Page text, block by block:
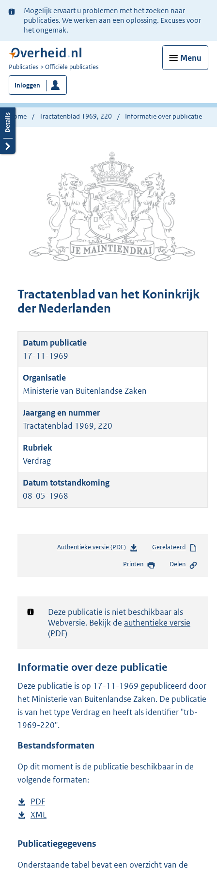
Ter
informatie:
Mogelijk ervaart u problemen met het zoeken naar
publicaties. We werken aan een oplossing. Excuses voor
het ongemak.
Menu
U
bent
nu
hier:
Publicaties Officiële publicaties
Inloggen
Home Tractatenblad 1969, 220 Informatie over publicatie
Tractatenblad van het Koninkrijk
der Nederlanden
17-11-1969
Ministerie van Buitenlandse Zaken
Tractatenblad 1969, 220
Verdrag
08-05-1968
Authentieke versie (PDF)b
s
d
g
t
e
:
5
Gerelateerd
Printen Delen
Notificatie:
Deze publicatie is niet beschikbaar als
Webversie. Bekijk de authentieke versie
(PDF)
Informatie over deze publicatie
Deze publicatie is op 17-11-1969 gepubliceerd door
het Ministerie van Buitenlandse Zaken. De publicatie
is van het type Verdrag en heeft als identifier "trb-
1969-220".
Bestandsformaten
Op dit moment is de publicatie beschikbaar in de
volgende formaten:
D
o
n
o
PDF
e
t
n
D
w
l
XML
s
a
Publicatiegegevens
Onderstaande tabel bevat een overzicht van de